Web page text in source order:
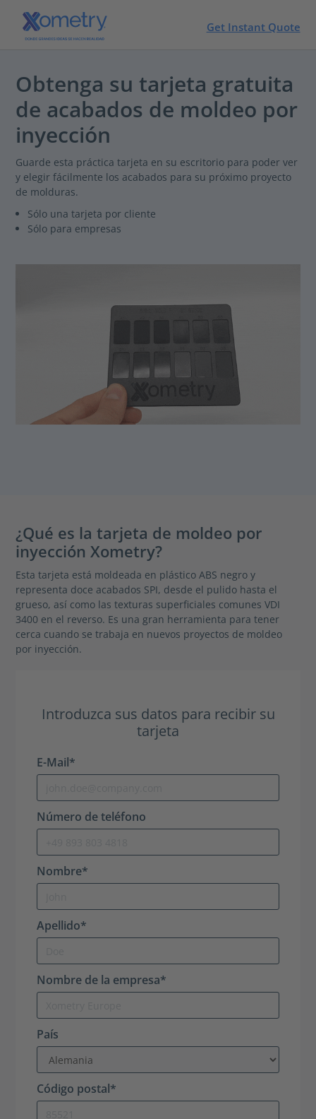
Get Instant Quote
Obtenga su tarjeta gratuita
de acabados de moldeo por
inyección
Guarde esta práctica tarjeta en su escritorio para poder ver
y elegir fácilmente los acabados para su próximo proyecto
de molduras.
Sólo una tarjeta por cliente
Sólo para empresas
¿Qué es la tarjeta de moldeo por
inyección Xometry?
Esta tarjeta está moldeada en plástico ABS negro y
representa doce acabados SPI, desde el pulido hasta el
grueso, así como las texturas superficiales comunes VDI
3400 en el reverso. Es una gran herramienta para tener
cerca cuando se trabaja en nuevos proyectos de moldeo
por inyección.
Introduzca sus datos para recibir su
tarjeta
E-Mail*
Número de teléfono
Nombre*
Apellido*
Nombre de la empresa*
País
Código postal*